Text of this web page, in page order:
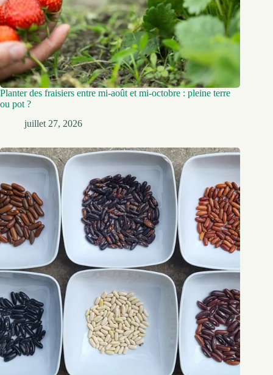
Planter des fraisiers entre mi-août et mi-octobre : pleine terre
ou pot ?
juillet 27, 2026